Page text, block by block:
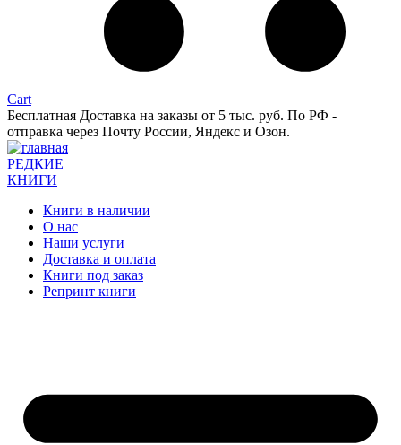
Cart
Бесплатная Доставка на заказы от 5 тыс. руб. По РФ -
отправка через Почту России, Яндекс и Озон.
РЕДКИЕ
КНИГИ
Книги в наличии
О нас
Наши услуги
Доставка и оплата
Книги под заказ
Репринт книги